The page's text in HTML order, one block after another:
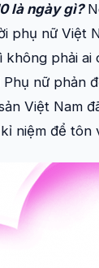
là ngày gì?
phụ nữ Việt
không phải
nữ phản
Việt Nam
niệm để tôn